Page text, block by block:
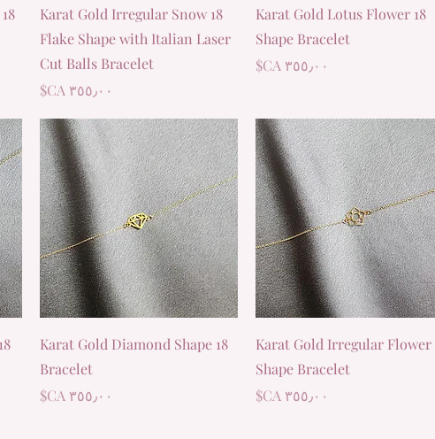
العرض السريع
18 Karat Gold Lotus Flower
Shape Bracelet
السعر
العرض السريع
18 Karat Gold Irregular Snow
Flake Shape with Italian Laser
Cut Balls Bracelet
السعر
العرض السريع
18 Karat Gold Irregular Flower
Shape Bracelet
السعر
العرض السريع
18 Karat Gold Diamond Shape
Bracelet
السعر